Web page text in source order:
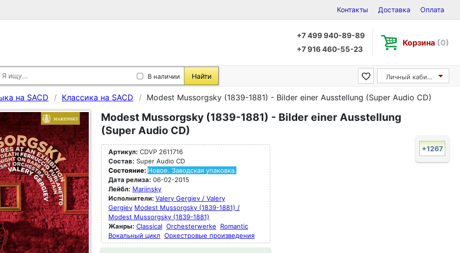
Контакты Доставка Оплата
+7 499 940-89-89
+7 916 460-55-23
Корзина (0)
В наличии Найти Личный кабинет
на SACD Классика на SACD Modest Mussorgsky (1839-1881) - Bilder einer Ausstellung (Super Audio CD)
Modest Mussorgsky (1839-1881) - Bilder einer Ausstellung
(Super Audio CD)
Артикул: CDVP 2611716
Состав: Super Audio CD
Состояние: Новое. Заводская упаковка.
Дата релиза: 06-02-2015
Лейбл: Mariinsky
Исполнители: Valery Gergiev / Valery
Gergiev Modest Mussorgsky (1839-1881) /
Modest Mussorgsky (1839-1881)
Жанры: Classical Orchesterwerke
Romantic
Вокальный цикл Оркестровые произведения
+1267